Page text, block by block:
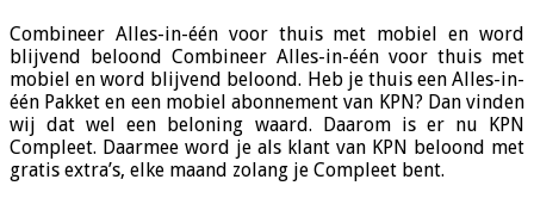
Combineer Alles-in-één voor thuis met mobiel en word
blijvend beloond Combineer Alles-in-één voor thuis met
mobiel en word blijvend beloond. Heb je thuis een Alles-in-
één Pakket en een mobiel abonnement van KPN? Dan vinden
wij dat wel een beloning waard. Daarom is er nu KPN
Compleet. Daarmee word je als klant van KPN beloond met
gratis extra’s, elke maand zolang je Compleet bent.